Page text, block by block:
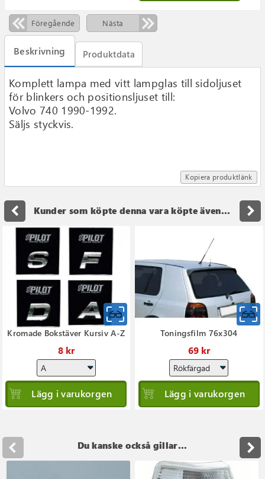
Föregående Nästa
Beskrivning Produktdata
Kopiera produktlänk
Komplett lampa med vitt lampglas till sidoljuset
för blinkers och positionsljuset till:
Volvo 740 1990-1992.
Säljs styckvis.
Kunder som köpte denna vara köpte även...
Kromade Bokstäver Kursiv A-Z
8 kr
Lägg i varukorgen
Toningsfilm 76x304
69 kr
Lägg i varukorgen
navigate_before navigate_next
Du kanske också gillar...